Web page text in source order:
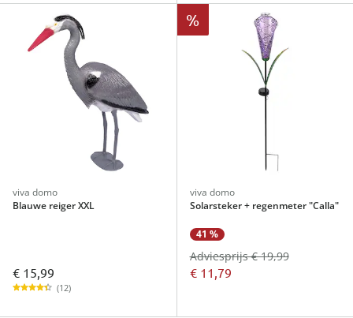
viva domo
Blauwe reiger XXL
€ 15,99
(12)
%
viva domo
Solarsteker + regenmeter "Calla"
41 %
€ 11,79
Adviesprijs € 19,99